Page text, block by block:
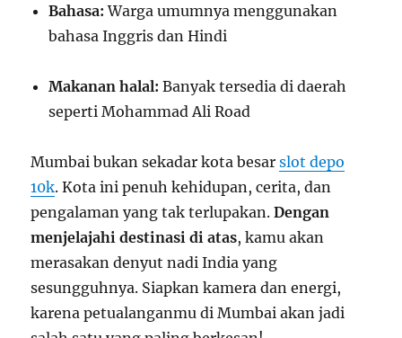
Bahasa: Warga umumnya menggunakan
bahasa Inggris dan Hindi
Makanan halal: Banyak tersedia di daerah
seperti Mohammad Ali Road
Mumbai bukan sekadar kota besarslot depo
10k. Kota ini penuh kehidupan, cerita, dan
pengalaman yang tak terlupakan.Dengan
menjelajahi destinasi di atas, kamu akan
merasakan denyut nadi India yang
sesungguhnya. Siapkan kamera dan energi,
karena petualanganmu di Mumbai akan jadi